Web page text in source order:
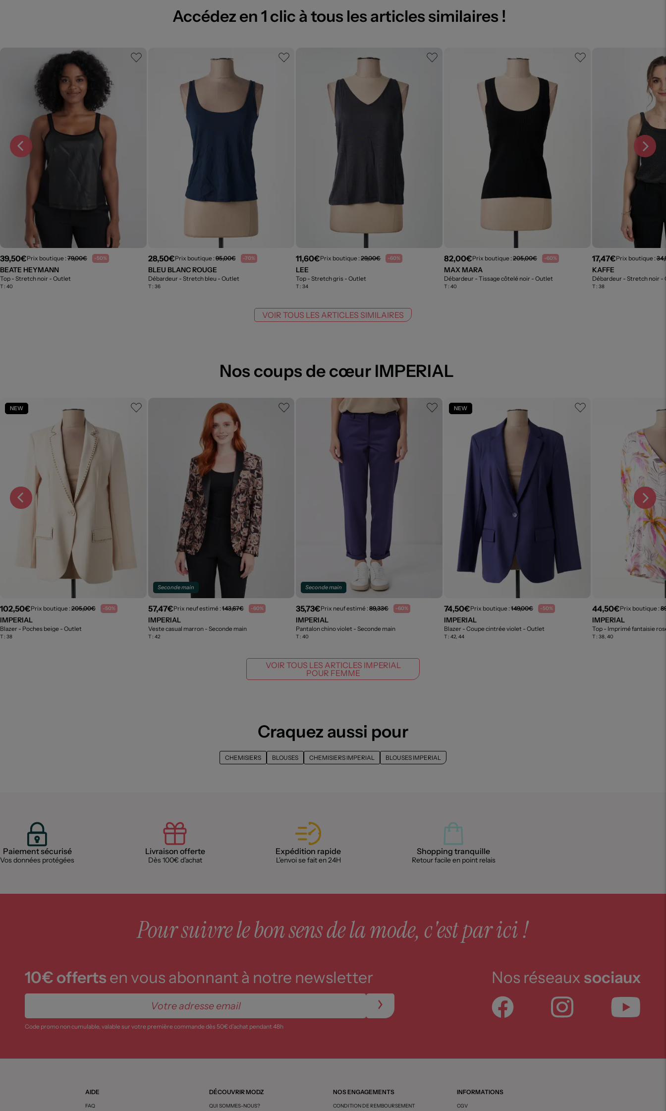
Accédez en 1 clic à tous les articles similaires !
39,50€Prix boutique : 79,00€ -50%
BEATE HEYMANN
Top - Stretch noir - Outlet
T : 40
28,50€Prix boutique :95,00€ -70%
BLEU BLANC ROUGE
Débardeur - Stretch bleu - Outlet
T : 36
11,60€Prix boutique :29,00€ -60%
LEE
Top - Stretch gris - Outlet
T :34
82,00€Prix boutique :205,00€ -60%
MAX MARA
Débardeur - Tissage côtelé noir - Outlet
T :40
17,47€Prix boutique :
KAFFE
Débardeur - Stretch noir -
T : 38
VOIR TOUS LES ARTICLES SIMILAIRES
Nos coups de cœur IMPERIAL
NEW
102,50€Prix boutique : 205,00€ -50%
IMPERIAL
Blazer - Poches beige - Outlet
T : 38
Seconde main
57,47€Prix neuf estimé :143,67€ -60%
IMPERIAL
Veste casual marron - Seconde main
T : 42
Seconde main
35,73€Prix neuf estimé :89,33€ -60%
IMPERIAL
Pantalon chino violet - Seconde main
T :40
NEW
74,50€Prix boutique :149,00€ -50%
IMPERIAL
Blazer - Coupe cintrée violet - Outlet
T :42, 44
44,50€Prix boutique :
IMPERIAL
Top - Imprimé fantaisie
T : 38, 40
VOIR TOUS LES ARTICLES IMPERIAL
POUR FEMME
Craquez aussi pour
CHEMISIERS BLOUSES CHEMISIERS IMPERIAL BLOUSES IMPERIAL
Paiement sécurisé
Vos données protégées
Livraison offerte
Dès 100€ d'achat
Expédition rapide
L'envoi se fait en 24H
Shopping tranquille
Retour facile en point relais
Pour suivre le bon sens de la mode, c'est par ici !
10€ offerts en vous abonnant à notre newsletter
Code promo non cumulable, valable sur votre première commande dès 50€ d’achat pendant 48h
Nos réseaux sociaux
AIDE
FAQ
DÉCOUVRIR MODZ
QUI SOMMES-NOUS?
NOS ENGAGEMENTS
CONDITION DE REMBOURSEMENT
INFORMATIONS
CGV